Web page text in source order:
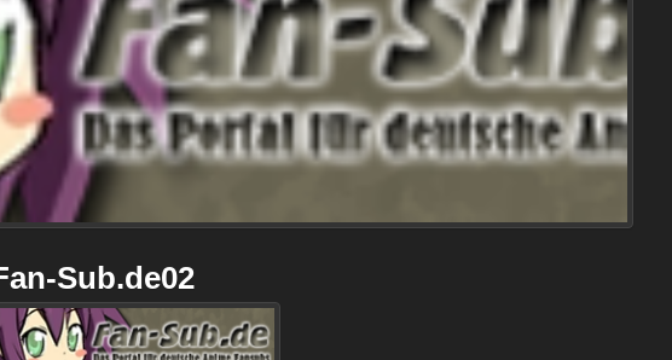
Sub.de02